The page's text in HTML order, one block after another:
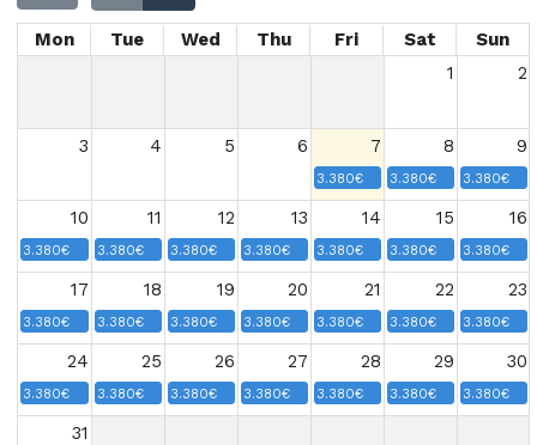
Mon Tue Wed Thu Fri Sat
Sun
1
2
3 4 5 6 7 8 9
3.380€ 3.380€ 3.380€
10 11 12 13 14 15 16
3.380€ 3.380€ 3.380€ 3.380€ 3.380€ 3.380€ 3.380€
17 18 19 20 21 22 23
3.380€ 3.380€ 3.380€ 3.380€ 3.380€ 3.380€ 3.380€
24 25 26 27 28 29 30
3.380€ 3.380€ 3.380€ 3.380€ 3.380€ 3.380€ 3.380€
31